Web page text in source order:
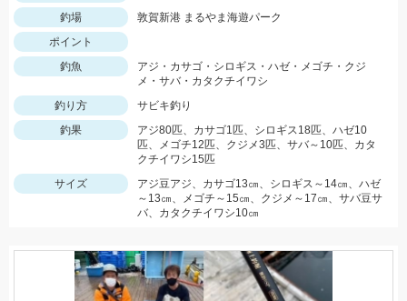
釣場
敦賀新港 まるやま海遊パーク
ポイント
釣魚
アジ・カサゴ・シロギス・ハゼ・メゴチ・クジ
メ・サバ・カタクチイワシ
釣り方
サビキ釣り
釣果
アジ80匹、カサゴ1匹、シロギス18匹、ハゼ10
匹、メゴチ12匹、クジメ3匹、サバ～10匹、カタ
クチイワシ15匹
サイズ
アジ豆アジ、カサゴ13㎝、シロギス～14㎝、ハゼ
～13㎝、メゴチ～15㎝、クジメ～17㎝、サバ豆サ
バ、カタクチイワシ10㎝